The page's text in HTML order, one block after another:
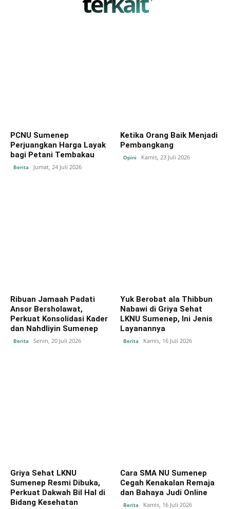
PCNU Sumenep
Perjuangkan Harga Layak
bagi Petani Tembakau
Berita Jumat, 24 Juli 2026
Ketika Orang Baik Menjadi
Pembangkang
Opini Kamis, 23 Juli 2026
Ribuan Jamaah Padati
Ansor Bersholawat,
Perkuat Konsolidasi Kader
dan Nahdliyin Sumenep
Berita Senin, 20 Juli 2026
Yuk Berobat ala Thibbun
Nabawi di Griya Sehat
LKNU Sumenep, Ini Jenis
Layanannya
Berita Kamis, 16 Juli 2026
Griya Sehat LKNU
Sumenep Resmi Dibuka,
Perkuat Dakwah Bil Hal di
Bidang Kesehatan
Cara SMA NU Sumenep
Cegah Kenakalan Remaja
dan Bahaya Judi Online
Berita Kamis, 16 Juli 2026